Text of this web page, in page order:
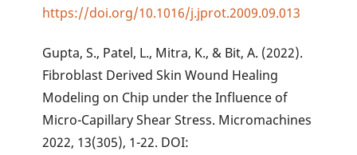
https://doi.org/10.1016/j.jprot.2009.09.013
Gupta, S., Patel, L., Mitra, K., & Bit, A. (2022).
Fibroblast Derived Skin Wound Healing
Modeling on Chip under the Influence of
Micro-Capillary Shear Stress. Micromachines
2022, 13(305), 1-22. DOI: